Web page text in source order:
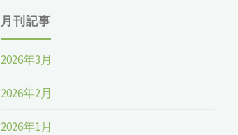
月刊記事
2026年3月
2026年2月
2026年1月